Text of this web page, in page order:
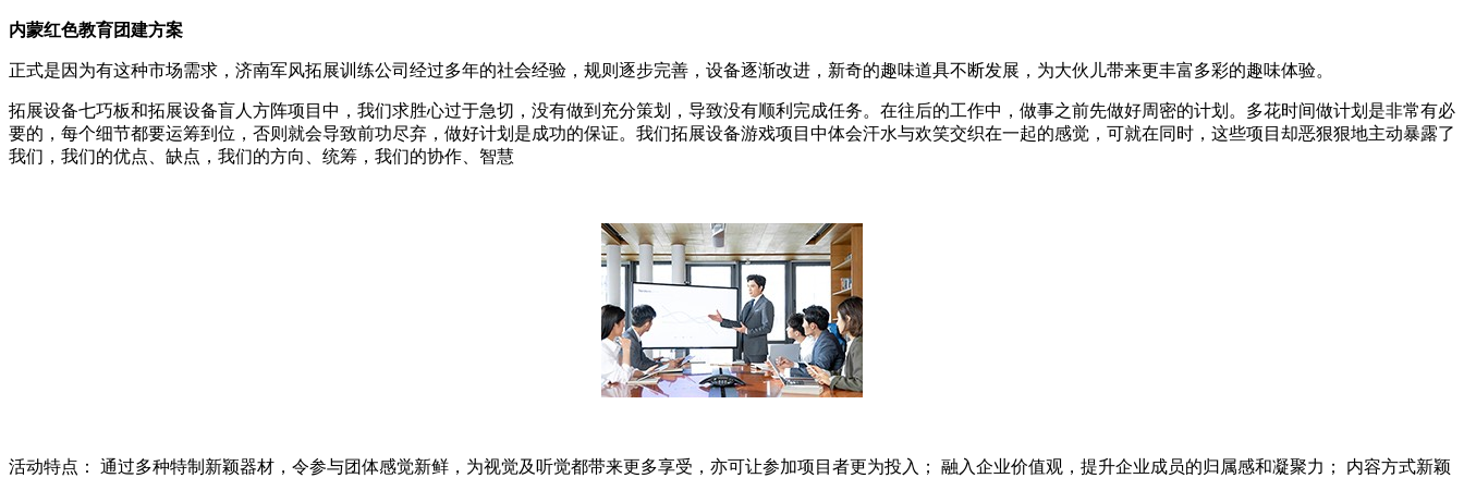
内蒙红色教育团建方案
正式是因为有这种市场需求，济南军风拓展训练公司经过多年的社会经验，规则逐步完善，设备逐渐改进，新奇的趣味道具不断发展，为大伙儿带来更丰富多彩的趣味体验。
拓展设备七巧板和拓展设备盲人方阵项目中，我们求胜心过于急切，没有做到充分策划，导致没有顺利完成任务。在往后的工作中，做事之前先做好周密的计划。多花时间做计划是非常有必
要的，每个细节都要运筹到位，否则就会导致前功尽弃，做好计划是成功的保证。我们拓展设备游戏项目中体会汗水与欢笑交织在一起的感觉，可就在同时，这些项目却恶狠狠地主动暴露了
我们，我们的优点、缺点，我们的方向、统筹，我们的协作、智慧
活动特点： 通过多种特制新颖器材，令参与团体感觉新鲜，为视觉及听觉都带来更多享受，亦可让参加项目者更为投入； 融入企业价值观，提升企业成员的归属感和凝聚力； 内容方式新颖